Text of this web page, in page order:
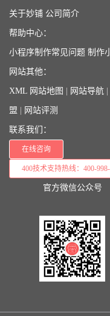
关于妙铺 公司简介
帮助中心：
小程序制作常见问题 制作
网站其他：
XML 网站地图 网站导航
盟 网站评测
联系我们：
在线咨询
400技术支持热线：400-
官方微信公众号